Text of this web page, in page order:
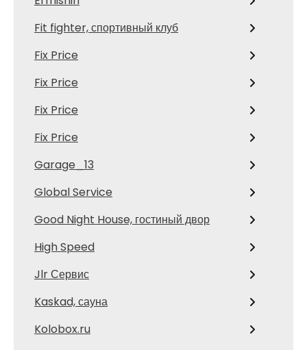
Fit fighter, спортивный клуб
Fix Price
Fix Price
Fix Price
Fix Price
Garage_13
Global Service
Good Night House, гостиный двор
High Speed
Jlr Сервис
Kaskad, сауна
Kolobox.ru